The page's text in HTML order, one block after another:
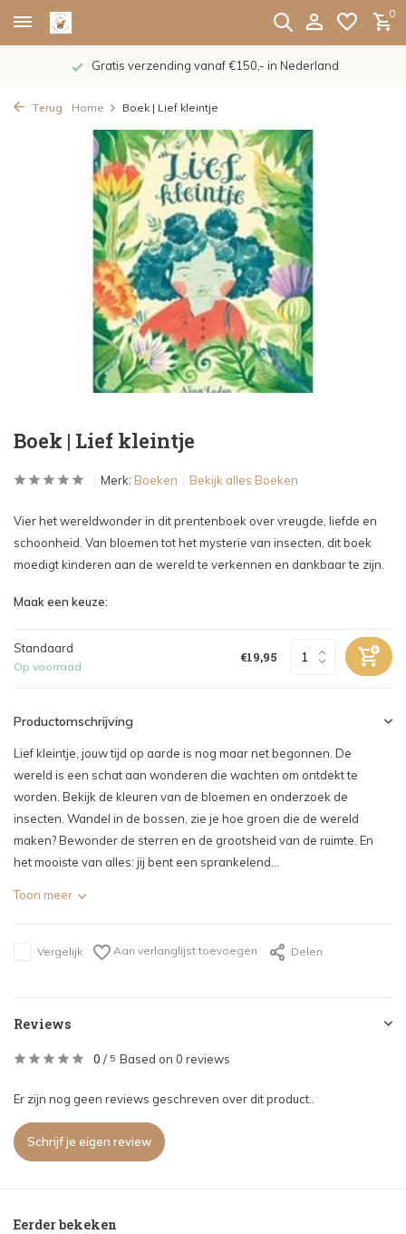
0
Gratis verzending vanaf €150,- in Nederland
Terug Home Boek | Lief kleintje
Boek | Lief kleintje
Merk: Boeken Bekijk alles Boeken
Vier het wereldwonder in dit prentenboek over vreugde, liefde en
schoonheid. Van bloemen tot het mysterie van insecten, dit boek
moedigt kinderen aan de wereld te verkennen en dankbaar te zijn.
Maak een keuze:
Standaard
Op voorraad
€19,95
Productomschrijving
Lief kleintje, jouw tijd op aarde is nog maar net begonnen. De
wereld is een schat aan wonderen die wachten om ontdekt te
worden. Bekijk de kleuren van de bloemen en onderzoek de
insecten. Wandel in de bossen, zie je hoe groen die de wereld
maken? Bewonder de sterren en de grootsheid van de ruimte. En
het mooiste van alles: jij bent een sprankelend...
Toon meer
Vergelijk Aan verlanglijst toevoegen Delen
Reviews
0 / 5 Based on 0 reviews
Er zijn nog geen reviews geschreven over dit product..
Schrijf je eigen review
Eerder bekeken